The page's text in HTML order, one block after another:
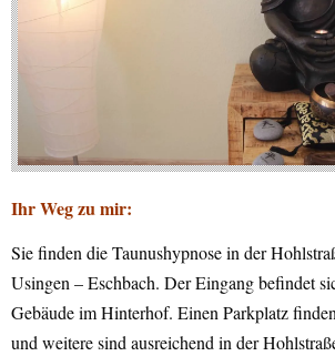
Ihr Weg zu mir:
Sie finden die Taunushypnose in der
Usingen – Eschbach. Der Eingang befindet
Gebäude im Hinterhof. Einen Parkplatz
und weitere sind ausreichend in der